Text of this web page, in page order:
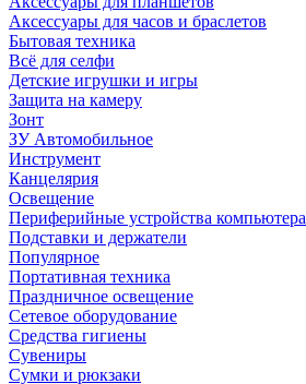
Аксессуары для часов и браслетов
Бытовая техника
Всё для селфи
Детские игрушки и игры
Защита на камеру
Зонт
ЗУ Автомобильное
Инструмент
Канцелярия
Освещение
Периферийные устройства компьютера
Подставки и держатели
Популярное
Портативная техника
Праздничное освещение
Сетевое оборудование
Средства гигиены
Сувениры
Сумки и рюкзаки